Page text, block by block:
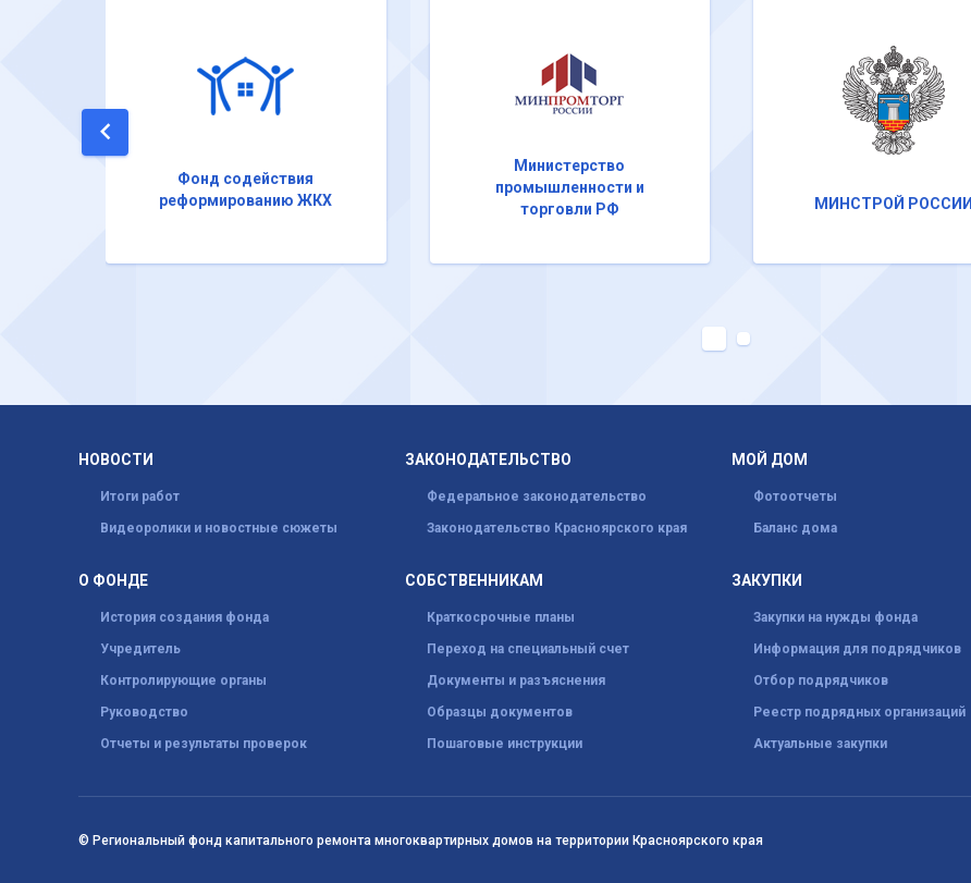
Фонд содействия
реформированию ЖКХ
Министерство
промышленности и
торговли РФ
МИНСТРОЙ РОССИИ
НОВОСТИ
Итоги работ
Видеоролики и новостные сюжеты
О ФОНДЕ
История создания фонда
Учредитель
Контролирующие органы
Руководство
Отчеты и результаты проверок
ЗАКОНОДАТЕЛЬСТВО
Федеральное законодательство
Законодательство Красноярского края
СОБСТВЕННИКАМ
Краткосрочные планы
Переход на специальный счет
Документы и разъяснения
Образцы документов
Пошаговые инструкции
МОЙ ДОМ
Фотоотчеты
Баланс дома
ЗАКУПКИ
Закупки на нужды фонда
Информация для подрядчиков
Отбор подрядчиков
Реестр подрядных организаций
Актуальные закупки
© Региональный фонд капитального ремонта многоквартирных домов на территории Красноярского края